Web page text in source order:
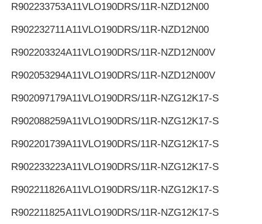
R902233753A11VLO190DRS/11R-NZD12N00
R902232711A11VLO190DRS/11R-NZD12N00
R902203324A11VLO190DRS/11R-NZD12N00V
R902053294A11VLO190DRS/11R-NZD12N00V
R902097179A11VLO190DRS/11R-NZG12K17-S
R902088259A11VLO190DRS/11R-NZG12K17-S
R902201739A11VLO190DRS/11R-NZG12K17-S
R902233223A11VLO190DRS/11R-NZG12K17-S
R902211826A11VLO190DRS/11R-NZG12K17-S
R902211825A11VLO190DRS/11R-NZG12K17-S